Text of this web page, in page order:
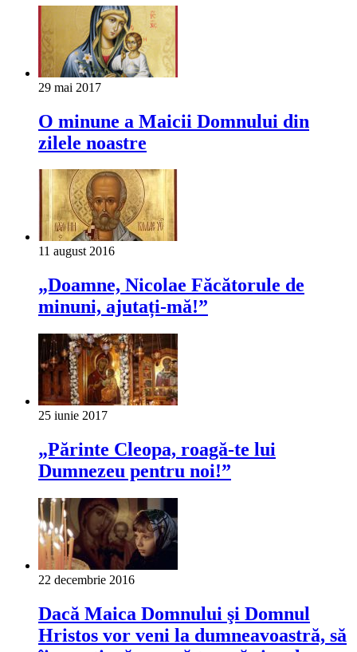
29 mai 2017
O minune a Maicii Domnului din
zilele noastre
11 august 2016
„Doamne, Nicolae Făcătorule de
minuni, ajutați-mă!”
25 iunie 2017
„Părinte Cleopa, roagă-te lui
Dumnezeu pentru noi!”
22 decembrie 2016
Dacă Maica Domnului şi Domnul
Hristos vor veni la dumneavoastră, să